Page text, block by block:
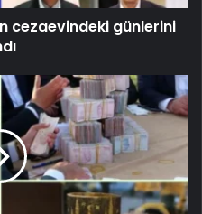
cezaevindeki günlerini